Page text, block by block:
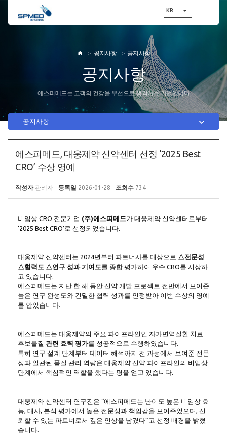
KR 
 공지사항 공지사항
공지사항
에스피메드는 고객의 건강을 우선으로 생각하는 기업입니다
공지사항 
에스피메드, 대웅제약 신약센터 선정 ‘2025 Best
CRO’ 수상 영예
작성자 관리자 등록일 2026-01-28 조회수 734
비임상 CRO 전문기업 (주)에스피메드가 대웅제약 신약센터로부터
‘2025 Best CRO’로 선정되었습니다.
대웅제약 신약센터는 2024년부터 파트너사를 대상으로 △전문성
△협력도 △연구 성과 기여도를 종합 평가하여 우수 CRO를 시상하
고 있습니다.
에스피메드는 지난 한 해 동안 신약 개발 프로젝트 전반에서 보여준
높은 연구 완성도와 긴밀한 협력 성과를 인정받아 이번 수상의 영예
를 안았습니다.
에스피메드는 대웅제약의 주요 파이프라인인 자가면역질환 치료
후보물질 관련 효력 평가를 성공적으로 수행하였습니다.
특히 연구 설계 단계부터 데이터 해석까지 전 과정에서 보여준 전문
성과 일관된 품질 관리 역량은 대웅제약 신약 파이프라인의 비임상
단계에서 핵심적인 역할을 했다는 평을 얻고 있습니다.
대웅제약 신약센터 연구진은 “에스피메드는 난이도 높은 비임상 효
능, 대사, 분석 평가에서 높은 전문성과 책임감을 보여주었으며, 신
뢰할 수 있는 파트너로서 깊은 인상을 남겼다”고 선정 배경을 밝혔
습니다.